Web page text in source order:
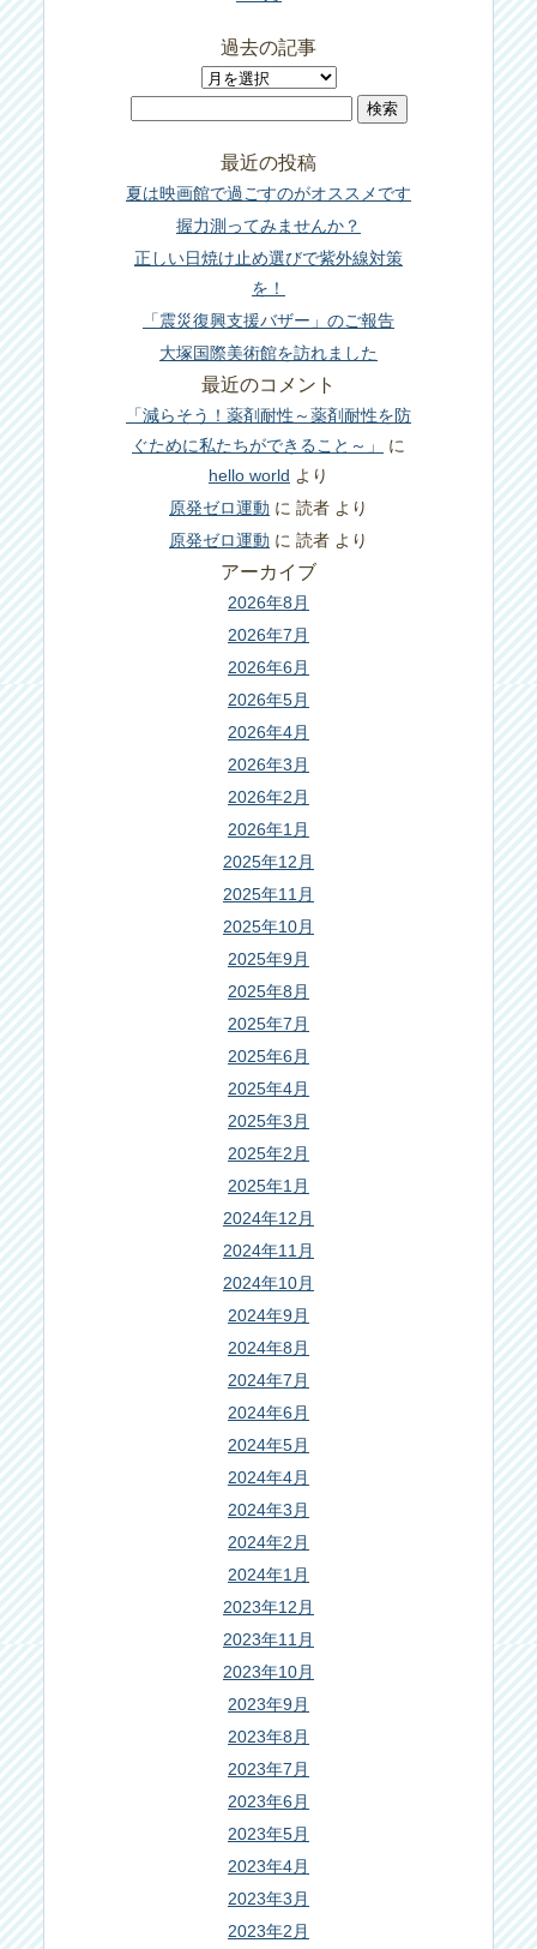
過去の記事
過
事
最近の投稿
夏は映画館で過ごすのがオススメです
握力測ってみませんか？
正しい日焼け止め選びで紫外線対策
を！
「震災復興支援バザー」のご報告
大塚国際美術館を訪れました
最近のコメント
「減らそう！薬剤耐性～薬剤耐性を防
ぐために私たちができること～」
に
hello world より
原発ゼロ運動 に 読者 より
原発ゼロ運動 に 読者 より
アーカイブ
2026年8月
2026年7月
2026年6月
2026年5月
2026年4月
2026年3月
2026年2月
2026年1月
2025年12月
2025年11月
2025年10月
2025年9月
2025年8月
2025年7月
2025年6月
2025年4月
2025年3月
2025年2月
2025年1月
2024年12月
2024年11月
2024年10月
2024年9月
2024年8月
2024年7月
2024年6月
2024年5月
2024年4月
2024年3月
2024年2月
2024年1月
2023年12月
2023年11月
2023年10月
2023年9月
2023年8月
2023年7月
2023年6月
2023年5月
2023年4月
2023年3月
2023年2月